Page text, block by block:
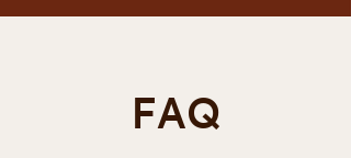
FAQ